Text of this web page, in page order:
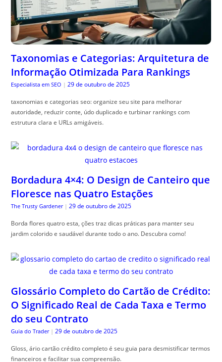
Taxonomias e Categorias: Arquitetura de
Informação Otimizada Para Rankings
Especialista em SEO | 29 de outubro de 2025
taxonomias e categorias seo: organize seu site para melhorar
autoridade, reduzir conte, údo duplicado e turbinar rankings com
estrutura clara e URLs amigáveis.
Bordadura 4×4: O Design de Canteiro que
Floresce nas Quatro Estações
The Trusty Gardener | 29 de outubro de 2025
Borda flores quatro esta, ções traz dicas práticas para manter seu
jardim colorido e saudável durante todo o ano. Descubra como!
Glossário Completo do Cartão de Crédito:
O Significado Real de Cada Taxa e Termo
do seu Contrato
Guia do Trader | 29 de outubro de 2025
Gloss, ário cartão crédito completo é seu guia para desmistificar termos
financeiros e facilitar sua compreensão.